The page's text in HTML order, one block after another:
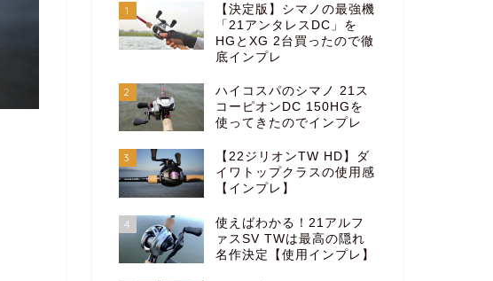
1
【決定版】シマノの最強機
「21アンタレスDC」を
HGとXG 2台買ったので徹
底インプレ
2
ハイコスパのシマノ 21ス
コーピオンDC 150HGを
使ってきたのでインプレ
3
【22ジリオンTW HD】ダ
イワトップクラスの使用感
【インプレ】
4
使えばわかる！21アルフ
ァスSV TWは最高の隠れ
名作決定【使用インプレ】